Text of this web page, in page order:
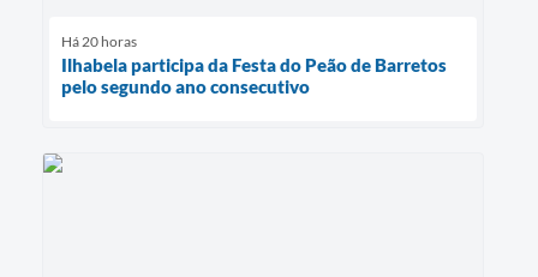
Há 20 horas
Ilhabela participa da Festa do Peão de Barretos
pelo segundo ano consecutivo